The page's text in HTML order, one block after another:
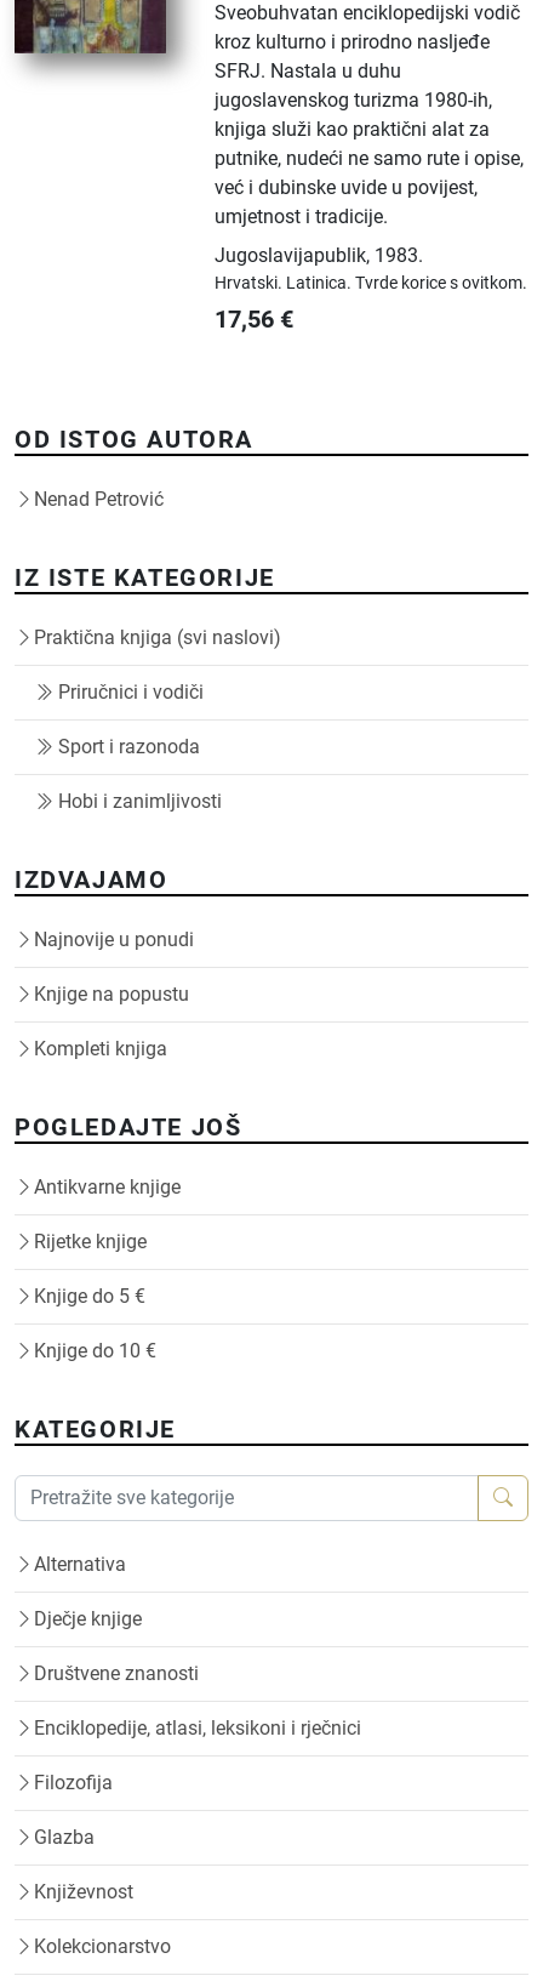
Sveobuhvatan enciklopedijski vodič
kroz kulturno i prirodno nasljeđe
SFRJ. Nastala u duhu
jugoslavenskog turizma 1980-ih,
knjiga služi kao praktični alat za
putnike, nudeći ne samo rute i opise,
već i dubinske uvide u povijest,
umjetnost i tradicije.
Jugoslavijapublik, 1983.
Hrvatski. Latinica.Tvrde korice s ovitkom.
17,56 €
OD ISTOG AUTORA
Nenad Petrović
IZ ISTE KATEGORIJE
Praktična knjiga (svi naslovi)
Priručnici i vodiči
Sport i razonoda
Hobi i zanimljivosti
IZDVAJAMO
Najnovije u ponudi
Knjige na popustu
Kompleti knjiga
POGLEDAJTE JOŠ
Antikvarne knjige
Rijetke knjige
Knjige do 5 €
Knjige do 10 €
KATEGORIJE
Alternativa
Dječje knjige
Društvene znanosti
Enciklopedije, atlasi, leksikoni i rječnici
Filozofija
Glazba
Književnost
Kolekcionarstvo